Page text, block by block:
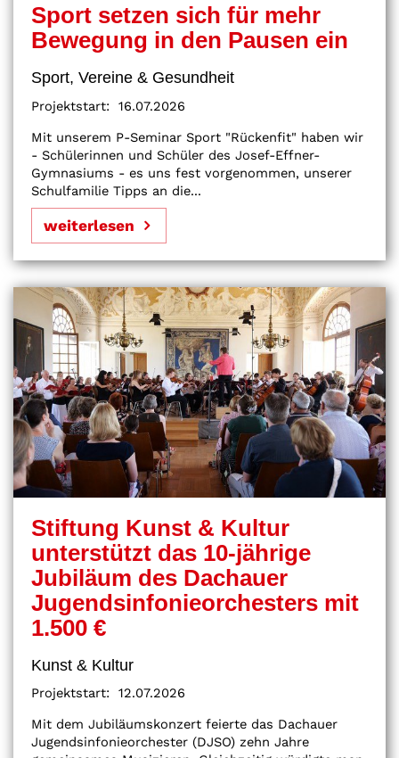
Sport setzen sich für mehr
Bewegung in den Pausen ein
Sport, Vereine & Gesundheit
Projektstart:
16.07.2026
Mit unserem P-Seminar Sport "Rückenfit" haben wir
- Schülerinnen und Schüler des Josef-Effner-
Gymnasiums - es uns fest vorgenommen, unserer
Schulfamilie Tipps an die...
weiterlesen
Stiftung Kunst & Kultur
unterstützt das 10-jährige
Jubiläum des Dachauer
Jugendsinfonieorchesters mit
1.500 €
Kunst & Kultur
Projektstart:
12.07.2026
Mit dem Jubiläumskonzert feierte das Dachauer
Jugendsinfonieorchester (DJSO) zehn Jahre